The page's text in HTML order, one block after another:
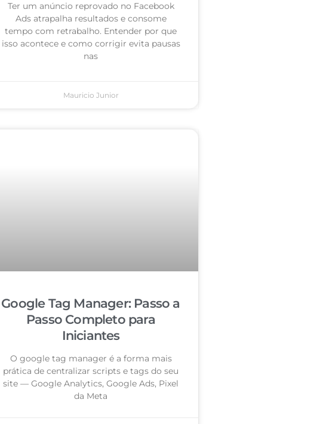
Ter um anúncio reprovado no Facebook
Ads atrapalha resultados e consome
tempo com retrabalho. Entender por que
isso acontece e como corrigir evita pausas
nas
Mauricio Junior
Google Tag Manager: Passo a
Passo Completo para
Iniciantes
O google tag manager é a forma mais
prática de centralizar scripts e tags do seu
site — Google Analytics, Google Ads, Pixel
da Meta